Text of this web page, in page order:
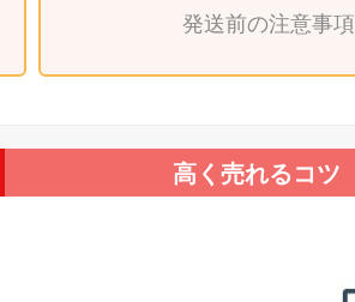
発送前の注意事項
高く売れるコツ